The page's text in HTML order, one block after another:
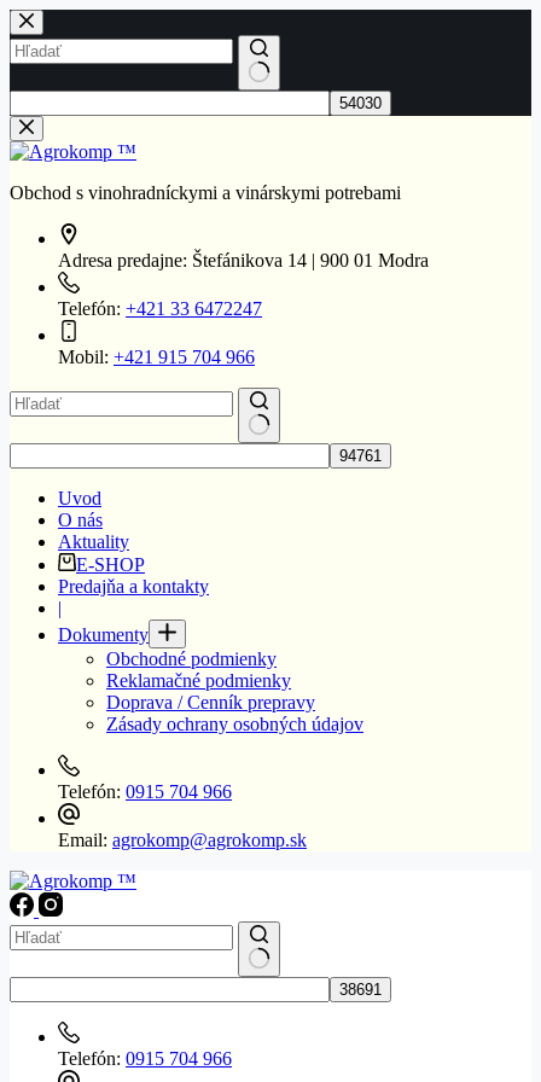
Skip
to
content
results
Obchod s vinohradníckymi a vinárskymi potrebami
Adresa predajne: Štefánikova 14 | 900 01 Modra
Telefón: +421 33 6472247
Mobil: +421 915 704 966
results
Uvod
O nás
Aktuality
E-SHOP
Predajňa a kontakty
|
Dokumenty
Obchodné podmienky
Reklamačné podmienky
Doprava / Cenník prepravy
Zásady ochrany osobných údajov
Telefón: 0915 704 966
Email: agrokomp@agrokomp.sk
results
Telefón: 0915 704 966